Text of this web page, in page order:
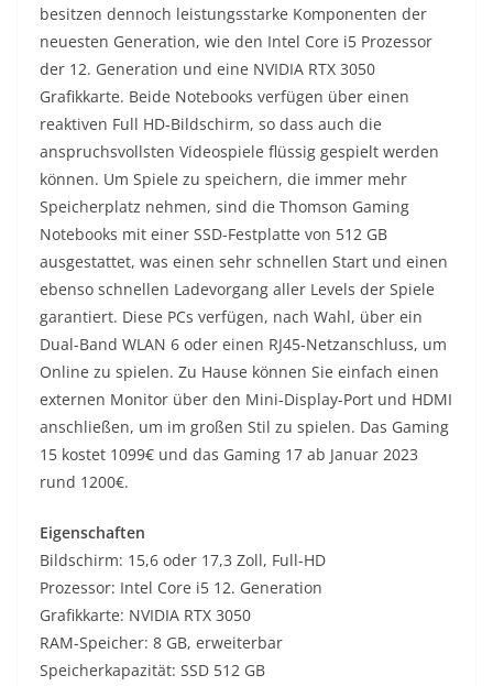
besitzen dennoch leistungsstarke Komponenten der
neuesten Generation, wie den Intel Core i5 Prozessor
der 12. Generation und eine NVIDIA RTX 3050
Grafikkarte. Beide Notebooks verfügen über einen
reaktiven Full HD-Bildschirm, so dass auch die
anspruchsvollsten Videospiele flüssig gespielt werden
können. Um Spiele zu speichern, die immer mehr
Speicherplatz nehmen, sind die Thomson Gaming
Notebooks mit einer SSD-Festplatte von 512 GB
ausgestattet, was einen sehr schnellen Start und einen
ebenso schnellen Ladevorgang aller Levels der Spiele
garantiert. Diese PCs verfügen, nach Wahl, über ein
Dual-Band WLAN 6 oder einen RJ45-Netzanschluss, um
Online zu spielen. Zu Hause können Sie einfach einen
externen Monitor über den Mini-Display-Port und HDMI
anschließen, um im großen Stil zu spielen. Das Gaming
15 kostet 1099€ und das Gaming 17 ab Januar 2023
rund 1200€.
Eigenschaften
Bildschirm: 15,6 oder 17,3 Zoll, Full-HD
Prozessor: Intel Core i5 12. Generation
Grafikkarte: NVIDIA RTX 3050
RAM-Speicher: 8 GB, erweiterbar
Speicherkapazität: SSD 512 GB